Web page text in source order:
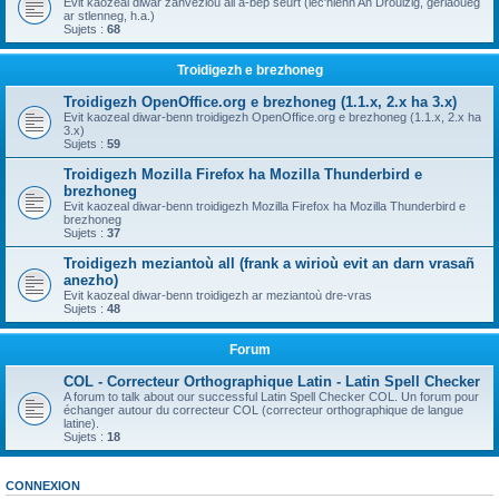
ar stlenneg, h.a.)
Sujets : 68
Troidigezh e brezhoneg
Troidigezh OpenOffice.org e brezhoneg (1.1.x, 2.x ha 3.x)
Evit kaozeal diwar-benn troidigezh OpenOffice.org e brezhoneg (1.1.x, 2.x ha
3.x)
Sujets : 59
Troidigezh Mozilla Firefox ha Mozilla Thunderbird e
brezhoneg
Evit kaozeal diwar-benn troidigezh Mozilla Firefox ha Mozilla Thunderbird e
brezhoneg
Sujets : 37
Troidigezh meziantoù all (frank a wirioù evit an darn vrasañ
anezho)
Evit kaozeal diwar-benn troidigezh ar meziantoù dre-vras
Sujets : 48
Forum
COL - Correcteur Orthographique Latin - Latin Spell Checker
A forum to talk about our successful Latin Spell Checker COL. Un forum pour
échanger autour du correcteur COL (correcteur orthographique de langue
latine).
Sujets : 18
CONNEXION